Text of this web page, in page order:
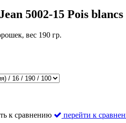
5002-15 Pois blancs
вес 190 гр.
к сравнению
перейти к